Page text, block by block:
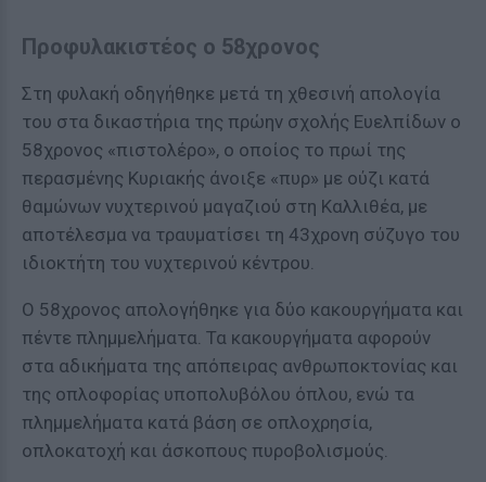
Προφυλακιστέος ο 58χρονος
Στη φυλακή οδηγήθηκε μετά τη χθεσινή απολογία
του στα δικαστήρια της πρώην σχολής Ευελπίδων ο
58χρονος «πιστολέρο», ο οποίος το πρωί της
περασμένης Κυριακής άνοιξε «πυρ» με ούζι κατά
θαμώνων νυχτερινού μαγαζιού στη Καλλιθέα, με
αποτέλεσμα να τραυματίσει τη 43χρονη σύζυγο του
ιδιοκτήτη του νυχτερινού κέντρου.
Ο 58χρονος απολογήθηκε για δύο κακουργήματα και
πέντε πλημμελήματα. Τα κακουργήματα αφορούν
στα αδικήματα της απόπειρας ανθρωποκτονίας και
της οπλοφορίας υποπολυβόλου όπλου, ενώ τα
πλημμελήματα κατά βάση σε οπλοχρησία,
οπλοκατοχή και άσκοπους πυροβολισμούς.